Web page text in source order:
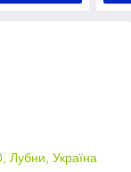
Лубни, Україна